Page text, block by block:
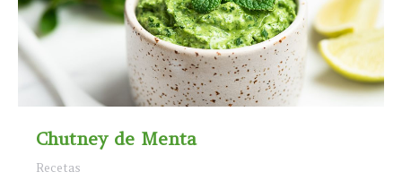
Chutney de Menta
Recetas